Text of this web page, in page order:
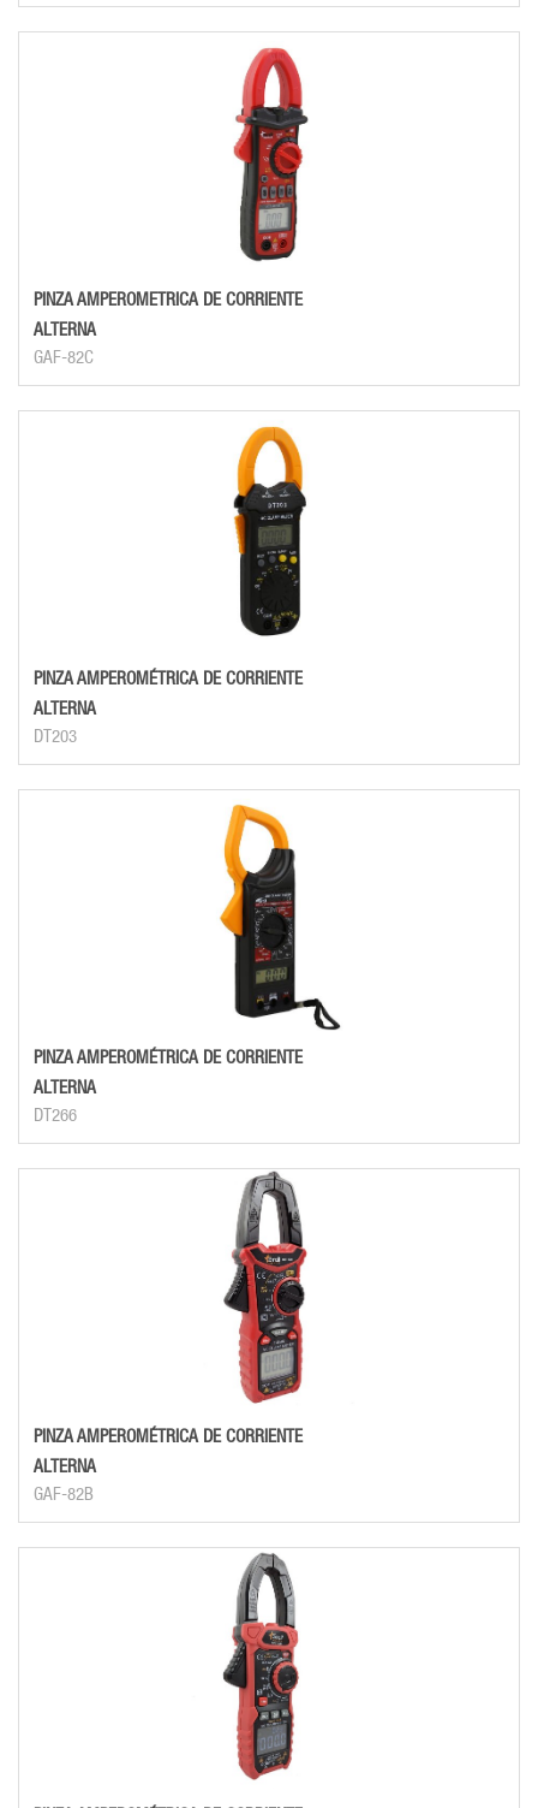
PINZA AMPEROMETRICA DE CORRIENTE
ALTERNA
GAF-82C
PINZA AMPEROMÉTRICA DE CORRIENTE
ALTERNA
DT203
PINZA AMPEROMÉTRICA DE CORRIENTE
ALTERNA
DT266
PINZA AMPEROMÉTRICA DE CORRIENTE
ALTERNA
GAF-82B